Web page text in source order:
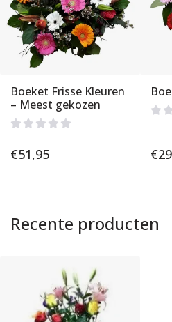
Boeket Frisse Kleuren
– Meest gekozen
€51,95 €
Recente producten